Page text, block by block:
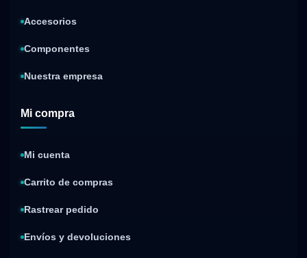
Accesorios
Componentes
Nuestra empresa
Mi compra
Mi cuenta
Carrito de compras
Rastrear pedido
Envíos y devoluciones